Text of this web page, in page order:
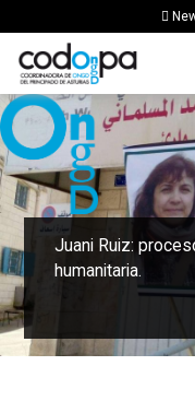
Juani Ruiz:
humanitaria.